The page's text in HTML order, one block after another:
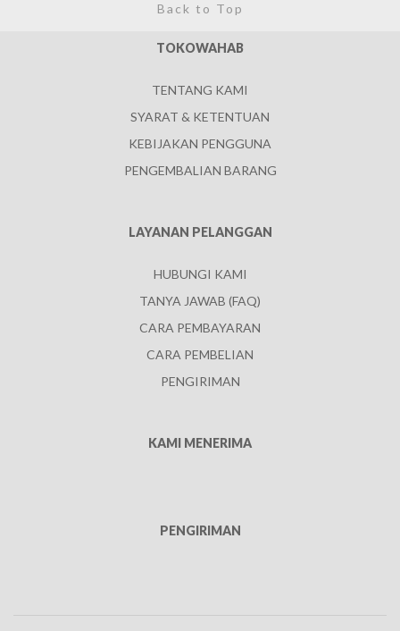
Back to Top
TOKOWAHAB
TENTANG KAMI
SYARAT & KETENTUAN
KEBIJAKAN PENGGUNA
PENGEMBALIAN BARANG
LAYANAN PELANGGAN
HUBUNGI KAMI
TANYA JAWAB (FAQ)
CARA PEMBAYARAN
CARA PEMBELIAN
PENGIRIMAN
KAMI MENERIMA
PENGIRIMAN